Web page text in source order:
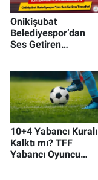
Onikişubat
Belediyespor’dan
Ses Getiren
Kahramanmaraş’ta
10+4 Yabancı Kuralı
Kalktı mı? TFF
Yabancı Oyuncu